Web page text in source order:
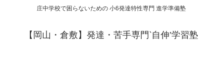
庄中学校で困らないための 小6発達特性専門 進学準備塾
【岡山・倉敷】発達・苦手専門‵自伸’学習塾